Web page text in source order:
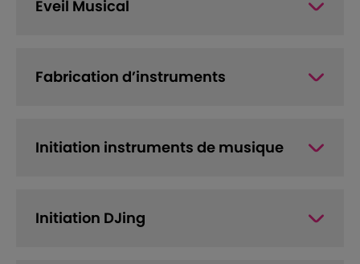
Eveil Musical
Fabrication d’instruments
Initiation instruments de musique
Initiation DJing